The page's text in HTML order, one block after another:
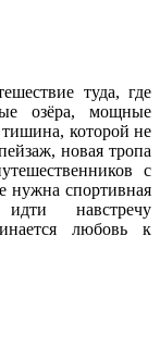
туда, где
озёра, мощные
которой не
новая тропа
с
нужна спортивная
навстречу
любовь к